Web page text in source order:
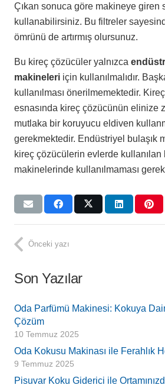
Çıkan sonuca göre makineye giren
kullanabilirsiniz. Bu filtreler
ömrünü de artırmış olursunuz.
Bu kireç çözücüler yalnızca
makineleri için kullanılmalıdır.
kullanılması önerilmemektedir.
esnasında kireç çözücünün elinize
mutlaka bir koruyucu eldiven
gerekmektedir. Endüstriyel bulaşık
kireç çözücülerin evlerde kullanılan
makinelerinde kullanılmaması
Önceki yazı
Son Yazılar
Oda Parfümü Makinesi: Kokuya
Çözüm
10 Temmuz 2025
Oda Kokusu Makinası ile Ferahlık
9 Temmuz 2025
Pisuvar Koku Giderici ile